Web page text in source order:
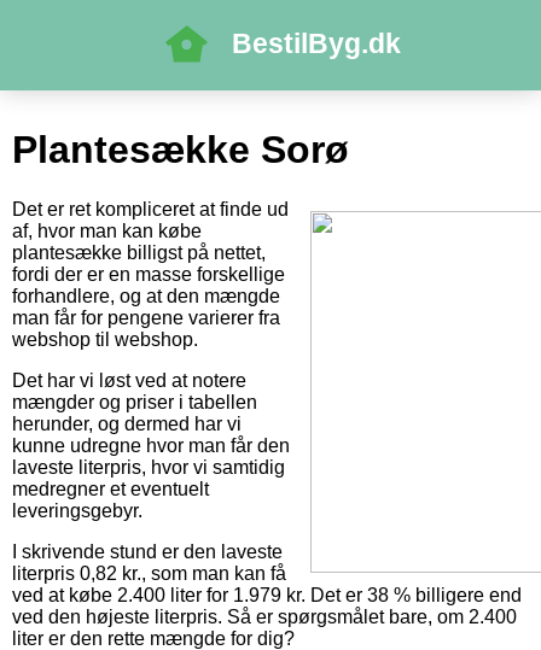
BestilByg.dk
Plantesække Sorø
Det er ret kompliceret at finde ud
af, hvor man kan købe
plantesække billigst på nettet,
fordi der er en masse forskellige
forhandlere, og at den mængde
man får for pengene varierer fra
webshop til webshop.
Det har vi løst ved at notere
mængder og priser i tabellen
herunder, og dermed har vi
kunne udregne hvor man får den
laveste literpris, hvor vi samtidig
medregner et eventuelt
leveringsgebyr.
I skrivende stund er den laveste
literpris 0,82 kr., som man kan få
ved at købe 2.400 liter for 1.979 kr. Det er 38 % billigere end
ved den højeste literpris. Så er spørgsmålet bare, om 2.400
liter er den rette mængde for dig?